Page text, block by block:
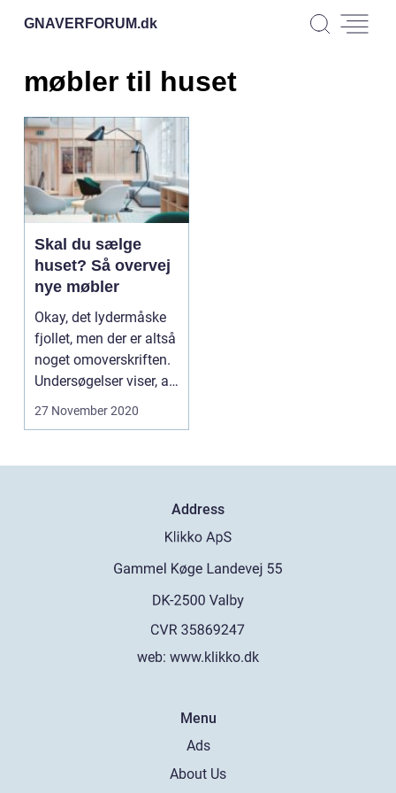
GNAVERFORUM.dk
møbler til huset
Skal du sælge
huset? Så overvej
nye møbler
Okay, det lydermåske
fjollet, men der er altså
noget omoverskriften.
Undersøgelser viser, at
en mode...
27 November 2020
Address
web: www.klikko.dk
Menu
Ads
About Us